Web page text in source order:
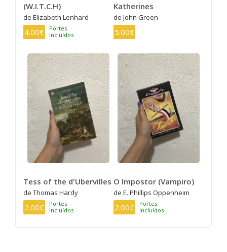
(W.I.T.C.H)
de Elizabeth Lenhard
4.00€
Portes
Incluídos
Katherines
de John Green
5.00€
Tess of the d'Ubervilles
de Thomas Hardy
2.00€
Portes
Incluídos
O Impostor (Vampiro)
de E. Phillips Oppenheim
2.00€
Portes
Incluídos